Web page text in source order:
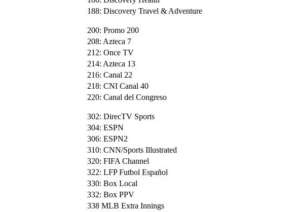
188: Discovery Travel & Adventure
200: Promo 200
208: Azteca 7
212: Once TV
214: Azteca 13
216: Canal 22
218: CNI Canal 40
220: Canal del Congreso
302: DirecTV Sports
304: ESPN
306: ESPN2
310: CNN/Sports Illustrated
320: FIFA Channel
322: LFP Futbol Español
330: Box Local
332: Box PPV
338 MLB Extra Innings